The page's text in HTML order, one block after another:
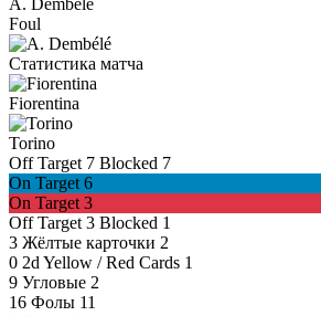
A. Dembélé
Foul
Статистика матча
Fiorentina
Torino
Off Target 7 Blocked 7
On Target 6
On Target 3
Off Target 3 Blocked 1
3 Жёлтые карточки 2
0 2d Yellow / Red Cards 1
9 Угловые 2
16 Фолы 11